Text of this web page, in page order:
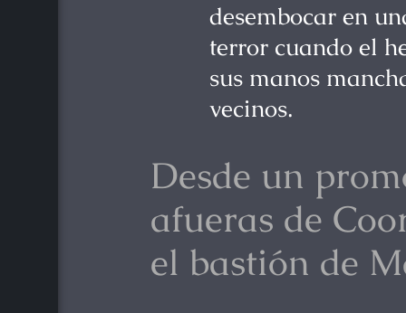
desembocar en
terror cuando el
sus manos
vecinos.
Desde un
afueras de
el bastión de